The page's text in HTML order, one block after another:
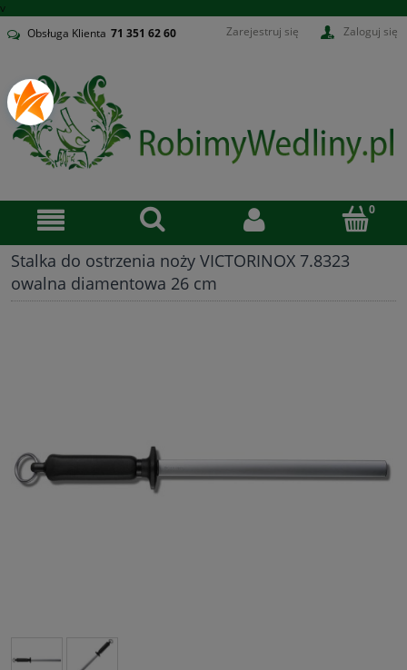
v
Obsługa Klienta 71 351 62 60 Zarejestruj się Zaloguj się
Stalka do ostrzenia noży VICTORINOX 7.8323
owalna diamentowa 26 cm